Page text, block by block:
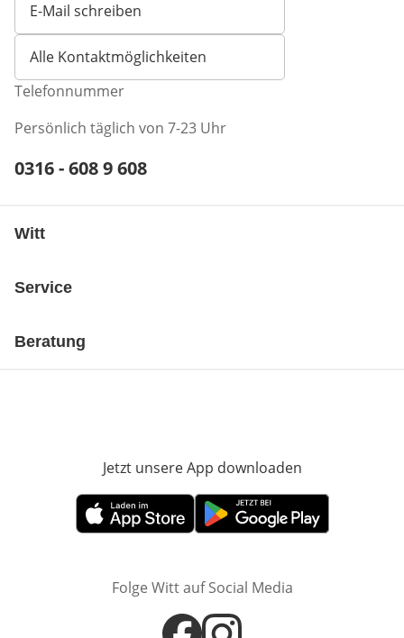
E-Mail schreiben
Öffnet E-Mail-Client
Alle Kontaktmöglichkeiten
Telefonnummer
Persönlich täglich von 7-23 Uhr
Telefonnummer:
0316 - 608 9 608
Witt
Service
Beratung
Jetzt unsere App downloaden
Öffnet in neuem FensterÖffnet in neuem Fenster
Folge Witt auf Social Media